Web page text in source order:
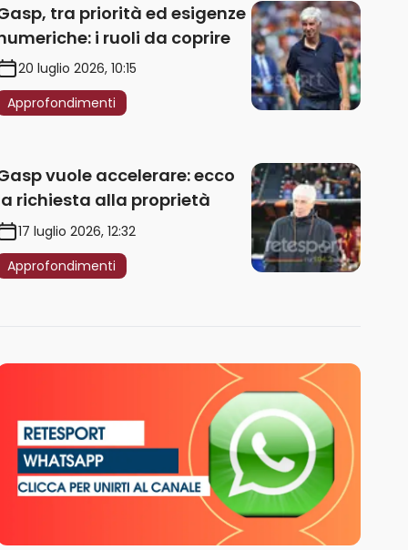
tra priorità ed esigenze
i ruoli da coprire
20 luglio 2026, 10:15
Approfondimenti
vuole accelerare: ecco
richiesta alla proprietà
17 luglio 2026, 12:32
Approfondimenti